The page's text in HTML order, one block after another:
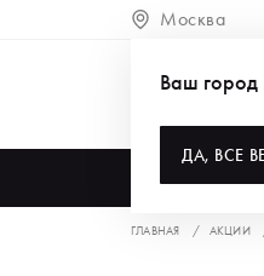
Москва
Ваш
ДА, ВСЕ
ГЛАВНАЯ АКЦИИ